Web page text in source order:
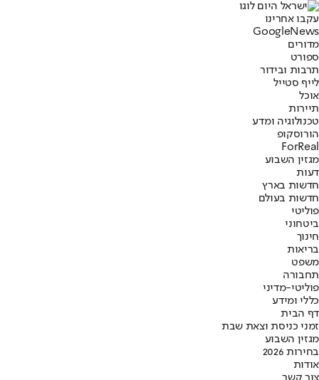
עקבו אחרינו
Googl eNews
מדורים
ספורט
תרבות ובידור
לייף סטייל
אוכל
תיירות
טכנולוגיה ומדע
הורוסקופ
ForReal
מגזין השבוע
דעות
חדשות בארץ
חדשות בעולם
פוליטי
ביטחוני
חינוך
בריאות
משפט
תחבורה
פוליטי-מדיני
כללי ומידע
דף הבית
זמני כניסת וצאת שבת
מגזין השבוע
בחירות 2026
אודות